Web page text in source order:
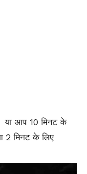
या आप 10 मिनट के
2 मिनट के लिए